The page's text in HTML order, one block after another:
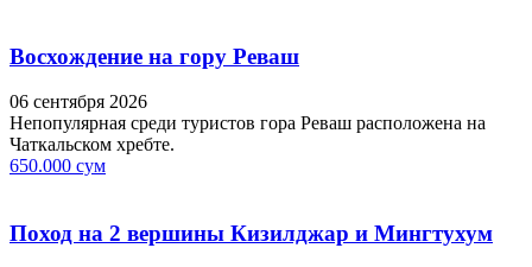
Восхождение на гору Реваш
06 сентября 2026
Непопулярная среди туристов гора Реваш расположена на
Чаткальском хребте.
650.000 сум
Поход на 2 вершины Кизилджар и Мингтухум